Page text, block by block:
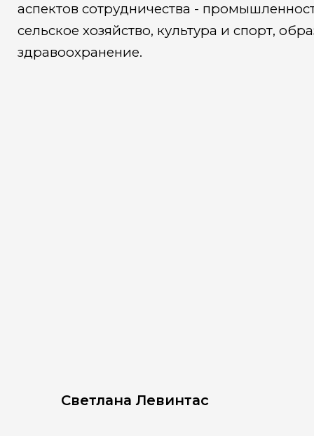
аспектов сотрудничества -
сельское хозяйство, культура и спорт,
здравоохранение.
Светлана Левинтас